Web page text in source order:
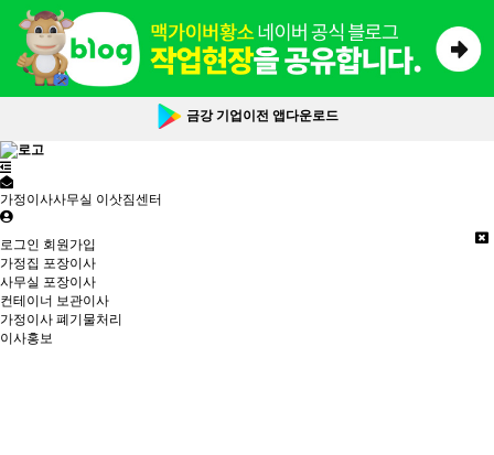
금강 기업이전 앱다운로드
가정이사사무실 이삿짐센터
로그인 회원가입
가정집 포장이사
사무실 포장이사
컨테이너 보관이사
가정이사 폐기물처리
이사홍보